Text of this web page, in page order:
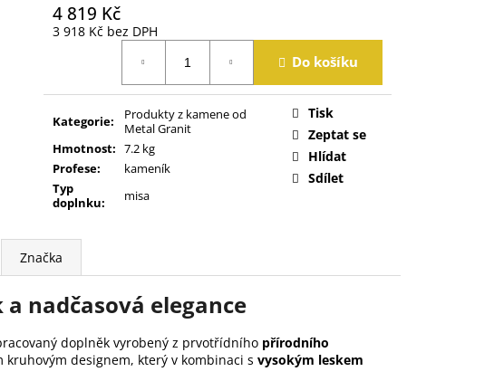
4 819 Kč
3 918 Kč bez DPH
Do košíku
Kategorie:
Produkty z kamene od
Metal Granit
Hmotnost: 7.2 kg
Profese:
kameník
Typ
doplnku: misa
Tisk
Zeptat se
Hlídat
Sdílet
Značka
nadčasová elegance
doplněk vyrobený z prvotřídního přírodního
designem, který v kombinaci s vysokým leskem